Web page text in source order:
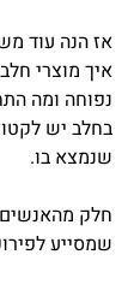
אז הנה עוד
איך מוצרי
נפוחה ומה
בחלב יש
שנמצא בו.
חלק
שמסייע